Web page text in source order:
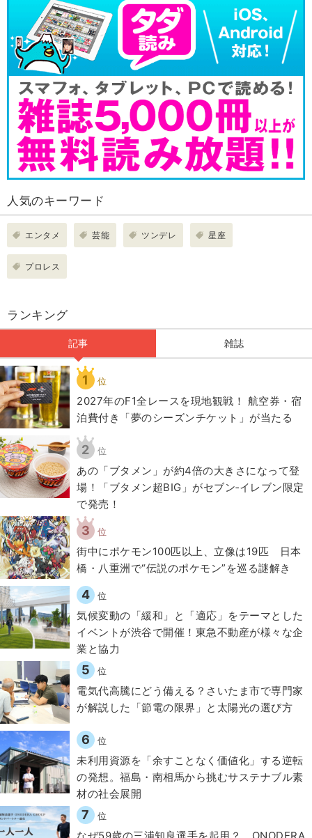
人気のキーワード
エンタメ 芸能 ツンデレ 星座
プロレス
ランキング
記事 雑誌
1 位
2027年のF1全レースを現地観戦！ 航空券・宿
泊費付き「夢のシーズンチケット」が当たる
2 位
あの「ブタメン」が約4倍の大きさになって登
場！「ブタメン超BIG」がセブン‐イレブン限定
で発売！
3 位
街中にポケモン100匹以上、立像は19匹 日本
橋・八重洲で“伝説のポケモン”を巡る謎解き
4 位
気候変動の「緩和」と「適応」をテーマとした
イベントが渋谷で開催！東急不動産が様々な企
業と協力
5 位
電気代高騰にどう備える？さいたま市で専門家
が解説した「節電の限界」と太陽光の選び方
6 位
​​未利用資源を「余すことなく価値化」する逆転
の発想。福島・南相馬から挑むサステナブル素
材の社会展開​
7 位